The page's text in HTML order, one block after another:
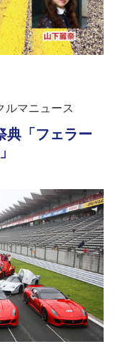
ルマニュース
典「フェラー